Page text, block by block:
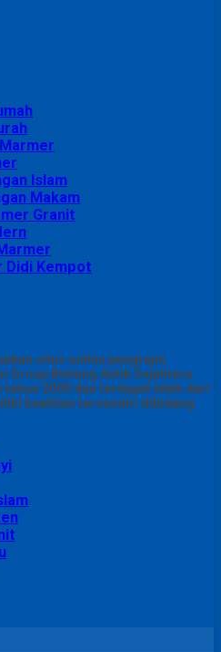
Islam
Makam
Granit
Didi Kempot
situs online pengrajin
Group Bintang Antik Sejahtera
tahun 2009 dan terdapat lebih dari
keahlian tersendiri dibidang